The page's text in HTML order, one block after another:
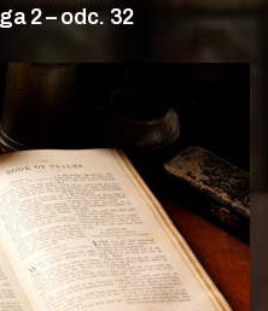
2 – odc. 32